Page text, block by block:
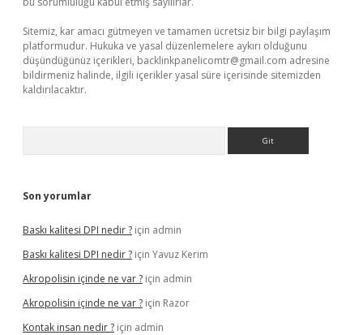
Sitemiz, kar amacı gütmeyen ve tamamen ücretsiz bir bilgi paylaşım
platformudur. Hukuka ve yasal düzenlemelere aykırı olduğunu
düşündüğünüz içerikleri, backlinkpanelicomtr@gmail.com adresine
bildirmeniz halinde, ilgili içerikler yasal süre içerisinde sitemizden
kaldırılacaktır.
Son yorumlar
Baskı kalitesi DPI nedir ? için admin
Baskı kalitesi DPI nedir ? için Yavuz Kerim
Akropolisin içinde ne var ? için admin
Akropolisin içinde ne var ? için Razor
Kontak insan nedir ? için admin